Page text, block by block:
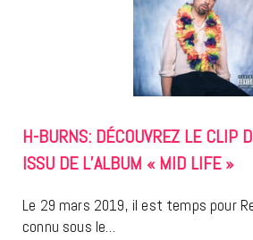
H-BURNS: DÉCOUVREZ LE CLIP
ISSU DE L’ALBUM « MID LIFE »
Le 29 mars 2019, il est temps pour
connu sous le…